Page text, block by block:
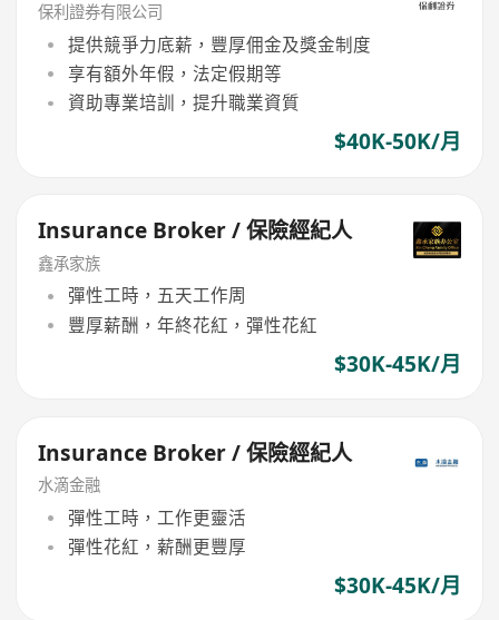
保利證券有限公司
提供競爭力底薪，豐厚佣金及獎金制度
享有額外年假，法定假期等
資助專業培訓，提升職業資質
$40K-50K/月
Insurance Broker / 保險經紀人
鑫承家族
彈性工時，五天工作周
豐厚薪酬，年終花紅，彈性花紅
$30K-45K/月
Insurance Broker / 保險經紀人
水滴金融
彈性工時，工作更靈活
彈性花紅，薪酬更豐厚
$30K-45K/月